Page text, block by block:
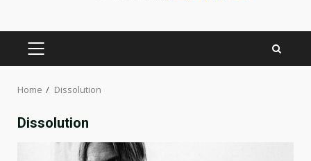
PRIMARY
Home Dissolution
Dissolution